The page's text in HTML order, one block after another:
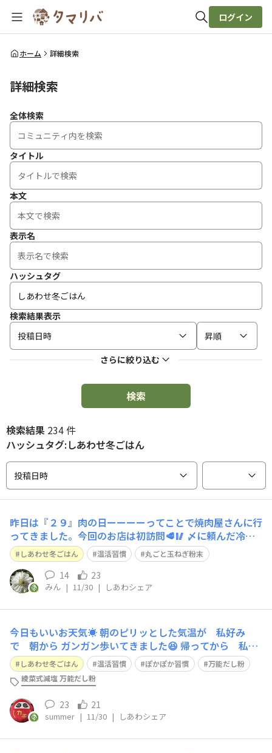
全体検索
ログイン
ホーム 詳細検索
詳細検索
全体検索
タイトル
本文
表示名
ハッシュタグ
検索結果表示
投稿日時
昇順
さらに絞り込む
検索
検索結果 234 件
ハッシュタグ:しあわせ冬ごはん
投稿日時
昨日は『２９』肉の日ーーーーってことで焼肉屋さんに行
ってきました。今回のお店は初訪問🥩🥢 〆に頼んだ冷麵
のメロンのデカさに思わず写真をパチリ📷😄 麺も汁も私
好みで美味しくいただきました😊 今日の夕飯にスープ餃
子を作りました 大判の皮に具が余らないよう多めに包ん
だら がま口のようになりました👛✨✨
しあわせ冬ごはん 温活習慣 丸ごと玉ねぎ粉末
14 23
みん | 11/30 | しあわシェア
今日もいいお天気☀️ 朝のピリッとした気温が 私好み
で 朝から ガンガン歩いてきました😆 帰ってから 私は
少し大掃除もどきをしながら 主人にはしっかりやっても
らい（←私は現場監督で）ながら 発酵生姜仕込んだり出
汁麹仕込んだりしてました 🌺チゲ鍋 チゲ鍋です スープか
らしっかり作ります ポイント
しあわせ冬ごはん 温活習慣 ぽかぽか習慣
万能だし粉
綾菜式減塩 万能だし粉
23 21
summer | 11/30 | しあわシェア